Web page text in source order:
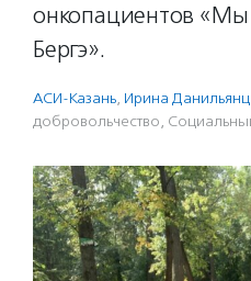
онкопациентов «Мы
Бергэ».
АСИ-Казань, Ирина Данильянц
доброволь­чест­во,